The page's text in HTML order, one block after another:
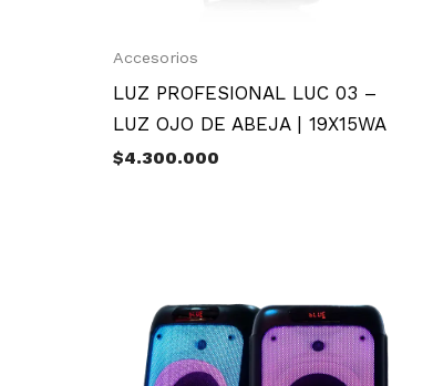
Accesorios
LUZ PROFESIONAL LUC 03 –
LUZ OJO DE ABEJA | 19X15WA
$4.300.000